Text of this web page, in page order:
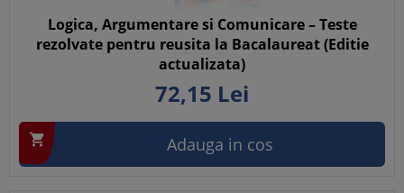
Logica, Argumentare si Comunicare – Teste
rezolvate pentru reusita la Bacalaureat (Editie
actualizata)
72,15 Lei
 Adauga in cos